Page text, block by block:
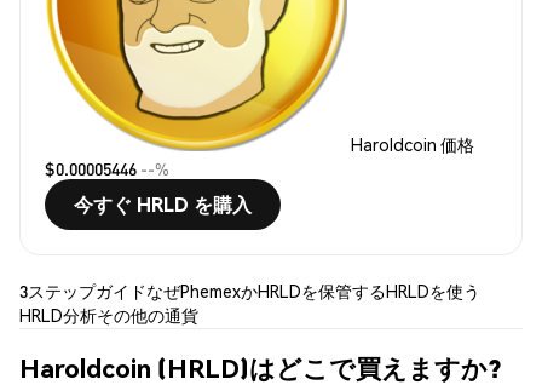
Haroldcoin 価格
$0.00005446 --%
今すぐ HRLD を購入
3ステップガイドなぜPhemexかHRLDを保管するHRLDを使う
HRLD分析その他の通貨
Haroldcoin (HRLD)はどこで買えますか?